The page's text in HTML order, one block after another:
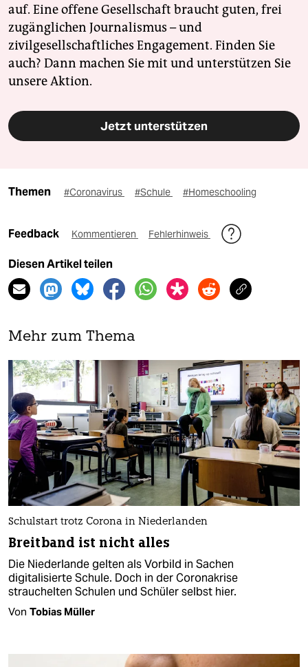
auf. Eine offene Gesellschaft braucht guten, frei
zugänglichen Journalismus – und
zivilgesellschaftliches Engagement. Finden Sie
auch? Dann machen Sie mit und unterstützen Sie
unsere Aktion.
Jetzt unterstützen
Themen #Coronavirus #Schule #Homeschooling
Feedback Kommentieren Fehlerhinweis
Diesen Artikel teilen
Mehr zum Thema
Schulstart trotz Corona in Niederlanden
Breitband ist nicht alles
Die Niederlande gelten als Vorbild in Sachen
digitalisierte Schule. Doch in der Coronakrise
strauchelten Schulen und Schüler selbst hier.
Von Tobias Müller